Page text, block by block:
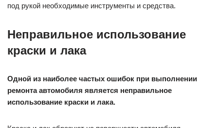
под рукой необходимые инструменты и средства.
Неправильное использование
краски и лака
Одной из наиболее частых ошибок при выполнении
ремонта автомобиля является неправильное
использование краски и лака.